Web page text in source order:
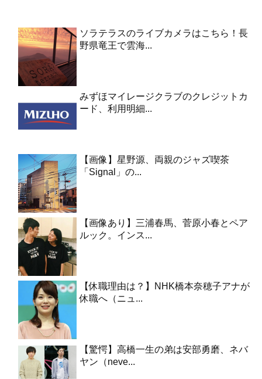
ソラテラスのライブカメラはこちら！長
野県竜王で雲海...
みずほマイレージクラブのクレジットカ
ード、利用明細...
【画像】星野源、両親のジャズ喫茶
「Signal」の...
【画像あり】三浦春馬、菅原小春とペア
ルック。インス...
【休職理由は？】NHK橋本奈穂子アナが
休職へ（ニュ...
【驚愕】高橋一生の弟は安部勇磨、ネバ
ヤン（neve...